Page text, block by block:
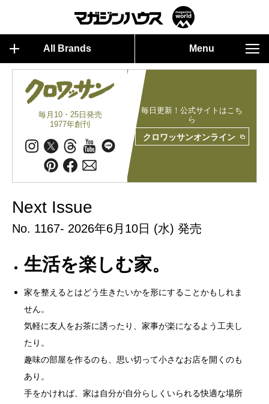
All Brands Menu
毎月10・25日発売
1977年創刊
毎日更新！公式サイトはこち
ら
クロワッサンオンライン
Next Issue
No. 1167- 2026年6月10日 (水) 発売
生活を楽しむ家。
家を整えるとはどう生きたいかを形にすることかもしれま
せん。
気軽に友人をお茶に誘ったり、家事が楽になるよう工夫し
たり。
趣味の部屋を作るのも、思い切って小さなお店を開くのも
あり。
手をかければ、家は自分が自分らしくいられる快適な場所